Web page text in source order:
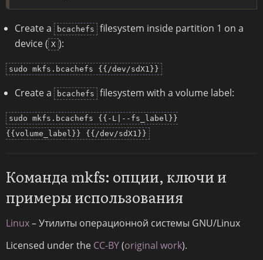
Create a bcachefs
filesystem inside partition 1 on a
device ( X ):
sudo mkfs.bcachefs {{/dev/sdX1}}
Create a bcachefs filesystem with a volume label:
sudo mkfs.bcachefs {{-L|--fs_label}}
{{volume_label}} {{/dev/sdX1}}
Команда mkfs: опции, ключи и
примеры использования
Linux– Утилиты операционной системы GNU/Linux
Licensed under the CC-BY(original work).